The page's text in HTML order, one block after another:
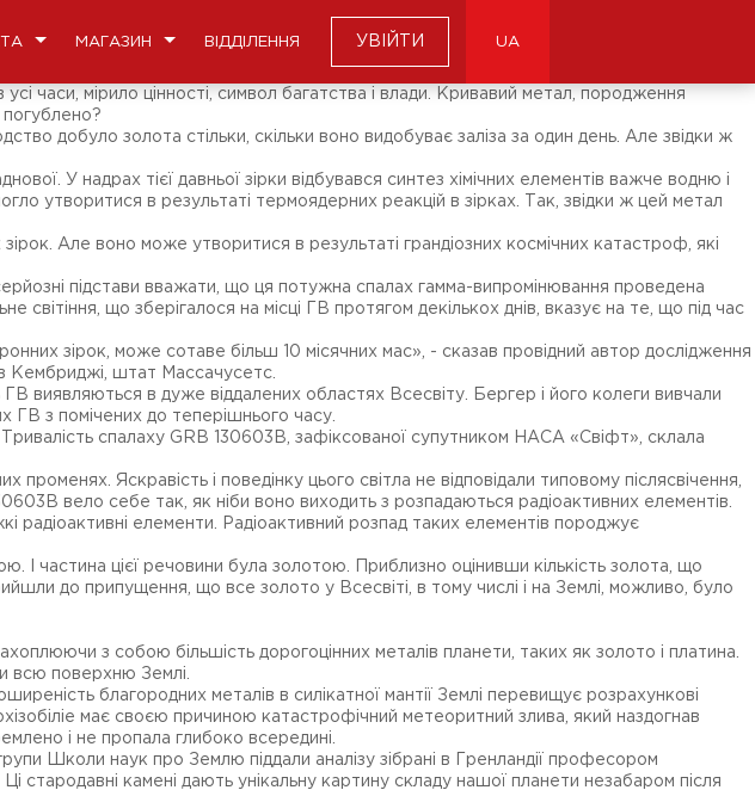
МАГАЗИН ВІДДІЛЕННЯ УВІЙТИ UA
часи, мірило цінності, символ багатства і влади. Кривавий метал, породження
погублено?
добуло золота стільки, скільки воно видобуває заліза за один день. Але звідки ж
У надрах тієї давньої зірки відбувався синтез хімічних елементів важче водню і
утворитися в результаті термоядерних реакцій в зірках. Так, звідки ж цей метал
Але воно може утворитися в результаті грандіозних космічних катастроф, які
підстави вважати, що ця потужна спалах гамма-випромінювання проведена
світіння, що зберігалося на місці ГВ протягом декількох днів, вказує на те, що під час
зірок, може сотаве більш 10 місячних мас», - сказав провідний автор дослідження
Кембриджі, штат Массачусетс.
виявляються в дуже віддалених областях Всесвіту. Бергер і його колеги вивчали
ГВ з помічених до теперішнього часу.
Тривалість спалаху GRB 130603B, зафіксованої супутником НАСА «Свіфт», склала
Яскравість і поведінку цього світла не відповідали типовому післясвічення,
вело себе так, як ніби воно виходить з розпадаються радіоактивних елементів.
радіоактивні елементи. Радіоактивний розпад таких елементів породжує
І частина цієї речовини була золотою. Приблизно оцінивши кількість золота, що
до припущення, що все золото у Всесвіті, в тому числі і на Землі, можливо, було
з собою більшість дорогоцінних металів планети, таких як золото і платина.
всю поверхню Землі.
благородних металів в силікатної мантії Землі перевищує розрахункові
має своєю причиною катастрофічний метеоритний злива, який наздогнав
і не пропала глибоко всередині.
Школи наук про Землю піддали аналізу зібрані в Гренландії професором
стародавні камені дають унікальну картину складу нашої планети незабаром після